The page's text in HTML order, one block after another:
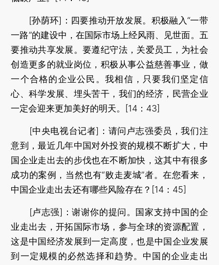
[孙荫环]：四要推动开放发展。积极融入“一带
一路”的建设中，在国际市场上经风雨、见世面。五
要推动共享发展。要遵纪守法，关爱员工，为社会
创造更多的就业岗位，积极从事公益慈善事业，做
一个合格的企业公民。我相信，只要我们坚定信
心、科学发展、埋头苦干，我们的经济，民营企业
一定会迎来更加美好的明天。[14：43]
[中央电视台记者]：请问卢志强委员，我们注
意到，最近几年中国对外投资的规模不断扩大，中
国企业走出去的步伐也在不断加快，这其中有很多
成功的案例，当然也有“败走麦城”者。在您看来，
中国企业走出去还有哪些风险存在？[14：45]
[卢志强]：谢谢你的提问。国家支持中国的企
业走出去，开拓国际市场，参与全球的资源配置，
这是中国经济发展到一定高度，也是中国企业发展
到一定规模的必然选择和趋势。中国的企业走出